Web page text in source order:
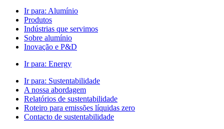
Ir para: Alumínio
Produtos
Indústrias que servimos
Sobre alumínio
Inovação e P&D
Ir para: Energy
Ir para: Sustentabilidade
A nossa abordagem
Relatórios de sustentabilidade
Roteiro para emissões líquidas zero
Contacto de sustentabilidade